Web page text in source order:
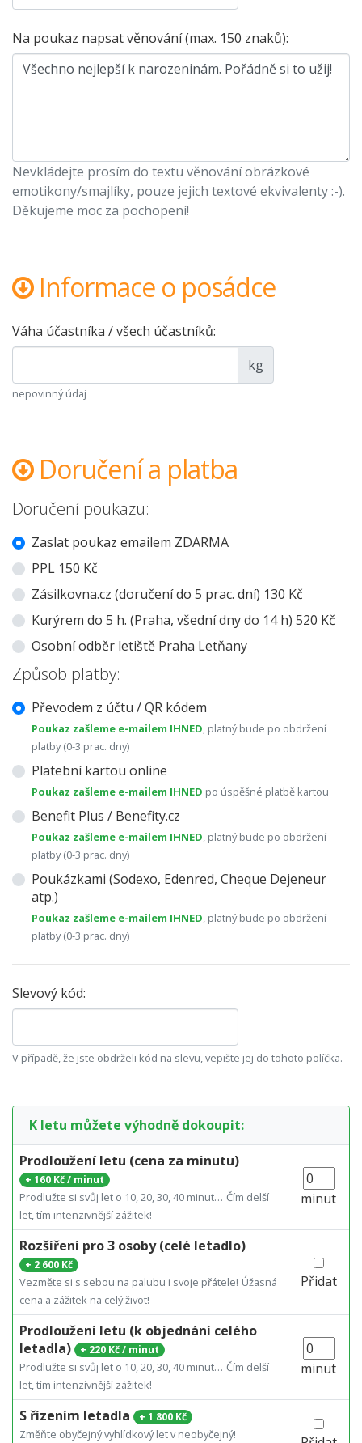
Na poukaz napsat věnování (max. 150 znaků):
Nevkládejte prosím do textu věnování obrázkové
emotikony/smajlíky, pouze jejich textové ekvivalenty :-).
Děkujeme moc za pochopení!
Informace o posádce
Váha účastníka / všech účastníků:
kg
nepovinný údaj
Doručení a platba
Doručení poukazu:
Zaslat poukaz emailem ZDARMA
PPL 150 Kč
Zásilkovna.cz (doručení do 5 prac. dní) 130 Kč
Kurýrem do 5 h. (Praha, všední dny do 14 h) 520 Kč
Osobní odběr letiště Praha Letňany
Způsob platby:
Převodem z účtu / QR kódem
Poukaz zašleme e-mailem IHNED, platný bude po obdržení
platby (0-3 prac. dny)
Platební kartou online
Poukaz zašleme e-mailem IHNED po úspěšné platbě kartou
Benefit Plus / Benefity.cz
Poukaz zašleme e-mailem IHNED, platný bude po obdržení
platby (0-3 prac. dny)
Poukázkami (Sodexo, Edenred, Cheque Dejeneur
atp.)
Poukaz zašleme e-mailem IHNED, platný bude po obdržení
platby (0-3 prac. dny)
Slevový kód:
V případě, že jste obdrželi kód na slevu, vepište jej do tohoto políčka.
K letu můžete výhodně dokoupit:
Prodloužení letu (cena za minutu)
+160 Kč / minut
Prodlužte si svůj let o 10, 20, 30, 40 minut… Čím delší
let, tím intenzivnější zážitek!
minut
Rozšíření pro 3 osoby (celé letadlo)
+ 2 600 Kč
Vezměte si s sebou na palubu i svoje přátele! Úžasná
cena a zážitek na celý život!
Přidat
Prodloužení letu (k objednání celého
letadla)
+ 220 Kč / minut
Prodlužte si svůj let o 10, 20, 30, 40 minut… Čím delší
let, tím intenzivnější zážitek!
minut
S řízením letadla +1 800 Kč
Změňte obyčejný vyhlídkový let v neobyčejný!